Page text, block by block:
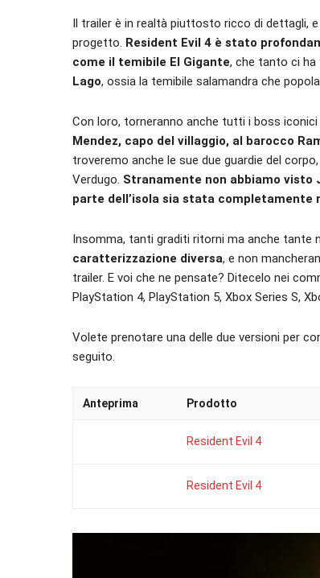
Il trailer è in realtà piuttosto ricco di dettagli,
progetto. Resident Evil 4 è stato
come il temibile El Gigante, che tanto ci
Lago, ossia la temibile salamandra che
Con loro, torneranno anche tutti i boss
Mendez, capo del villaggio, al barocco
troveremo anche le sue due guardie del
Verdugo. Stranamente non abbiamo visto
parte dell’isola sia stata completamente
Insomma, tanti graditi ritorni ma anche tante
caratterizzazione diversa, e non
trailer. E voi che ne pensate? Ditecelo nei
PlayStation 4, PlayStation 5, Xbox Series S,
Volete prenotare una delle due versioni per
seguito.
Anteprima Prodotto
Resident Evil 4
Resident Evil 4